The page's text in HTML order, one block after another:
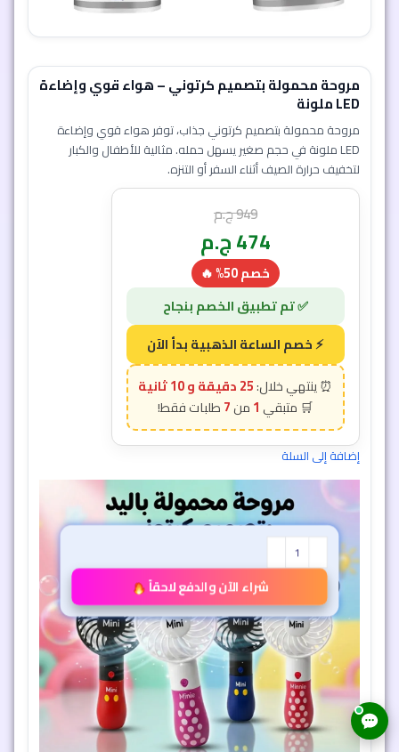
LED ملونة
مروحة محمولة بتصميم كرتوني جذاب، توفر هواء قوي وإضاءة
LED ملونة في حجم صغير يسهل حمله. مثالية للأطفال والكبار
لتخفيف حرارة الصيف أثناء السفر أو التنزه.
949ج.م
474ج.م
خصم 50% 🔥
25 دقيقة و 7 ثانية
1
7
شراء الآن والدفع لاحقاً